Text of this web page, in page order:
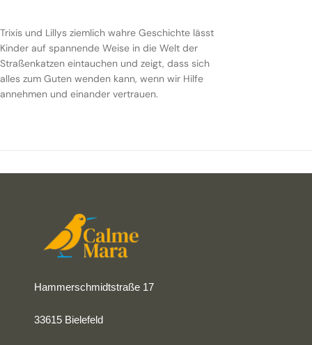
Trixis und Lillys ziemlich wahre Geschichte lässt
Kinder auf spannende Weise in die Welt der
Straßenkatzen eintauchen und zeigt, dass sich
alles zum Guten wenden kann, wenn wir Hilfe
annehmen und einander vertrauen.
Hammerschmidtstraße 17
33615 Bielefeld